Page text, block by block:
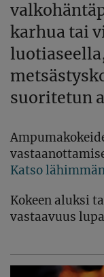
karhua tai
suoritetun
Katso
Kokeen aluksi
vastaavuus